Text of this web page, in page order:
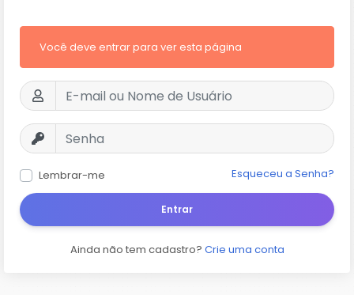
Você deve entrar para ver esta página
Lembrar-me Esqueceu a Senha?
Entrar
Ainda não tem cadastro? Crie uma conta